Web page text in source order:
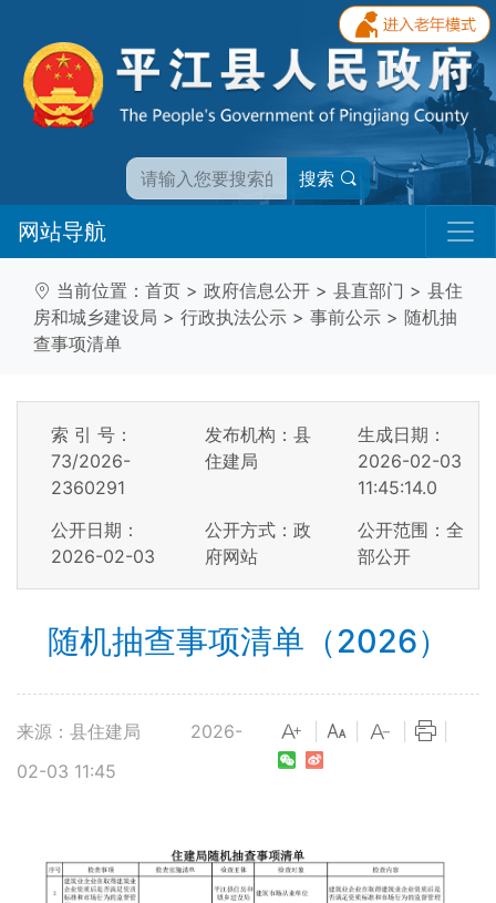
搜索
网站导航
当前位置： 首页 > 政府信息公开 > 县直部门 > 县住
房和城乡建设局 > 行政执法公示 > 事前公示 > 随机抽
查事项清单
索 引 号：
73/2026-
2360291
发布机构：县
住建局
生成日期：
2026-02-03
11:45:14.0
公开日期：
2026-02-03
公开方式：政
府网站
公开范围：全
部公开
随机抽查事项清单（2026）
来源：县住建局
2026-
02-03 11:45